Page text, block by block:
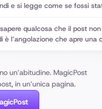
e si legge come se fossi
qualcosa che il post
è l’angolazione che apre una
un’abitudine. MagicPost
in un’unica pagina.